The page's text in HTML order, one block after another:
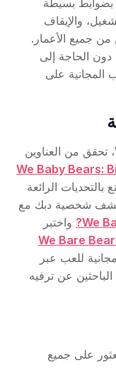
بضوابط بسيطة
والإيقاف
من جميع الأعمار.
الحاجة إلى
المجانية على
إذا كنت تحب We Baby Bears: Temple، تحقق من العناوين
We Baby Bears:
بالتحديات الرائعة
شخصية دبك مع
We
واختبر
We Bare
للعب عبر
عن ترفيه
على جميع